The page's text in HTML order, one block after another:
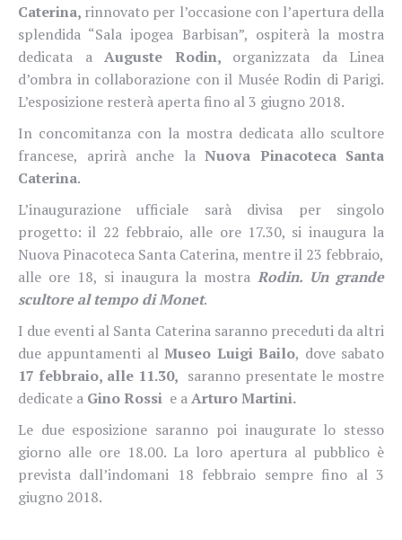
Caterina, rinnovato per l’occasione con l’apertura della
splendida “Sala ipogea Barbisan”, ospiterà la mostra
dedicata a Auguste Rodin, organizzata da Linea
d’ombra in collaborazione con il Musée Rodin di Parigi.
L’esposizione resterà aperta fino al 3 giugno 2018.
In concomitanza con la mostra dedicata allo scultore
francese, aprirà anche la Nuova Pinacoteca Santa
Caterina.
L’inaugurazione ufficiale sarà divisa per singolo
progetto: il 22 febbraio, alle ore 17.30, si inaugura la
Nuova Pinacoteca Santa Caterina, mentre il 23 febbraio,
alle ore 18, si inaugura la mostraRodin. Un grande
scultore al tempo di Monet.
I due eventi al Santa Caterina saranno preceduti da altri
due appuntamenti alMuseo Luigi Bailo, dove sabato
17 febbraio, alle 11.30, saranno presentate le mostre
dedicate a Gino Rossi e aArturo Martini.
Le due esposizione saranno poi inaugurate lo stesso
giorno alle ore 18.00. La loro apertura al pubblico è
prevista dall’indomani 18 febbraio sempre fino al 3
giugno 2018.